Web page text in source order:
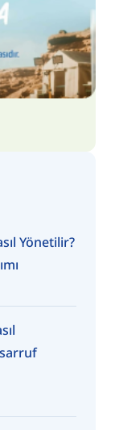
Yönetilir?